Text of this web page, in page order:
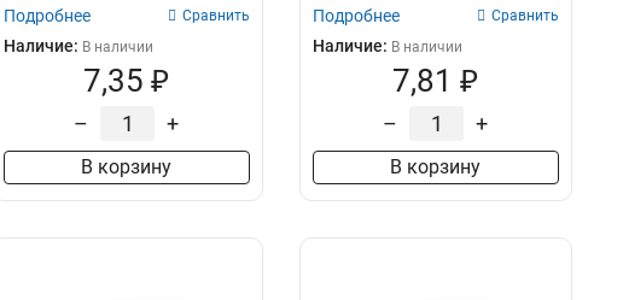
Подробнее Сравнить
Наличие: В наличии
7,35 ₽
– +
В корзину
Подробнее Сравнить
Наличие: В наличии
7,81 ₽
– +
В корзину